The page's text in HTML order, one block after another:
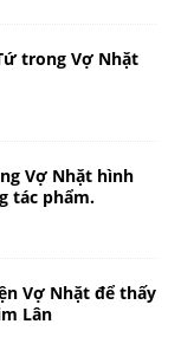
trong Vợ Nhặt
Vợ Nhặt hình
tác phẩm.
Vợ Nhặt để thấy
Lân